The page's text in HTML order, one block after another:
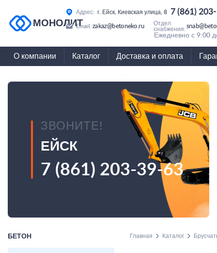
МОНОЛИТ
Адрес: г. Ейск, Киевская улица, 8 7 (861)
Email: zakaz@betoneko.ru
Отдел
снабжения:
Ежедневно с 9:00
О компании Каталог Доставка и оплата
ЗВОНИТЕ!
ЕЙСК
7 (861) 203-39-63
БЕТОН Главная Каталог